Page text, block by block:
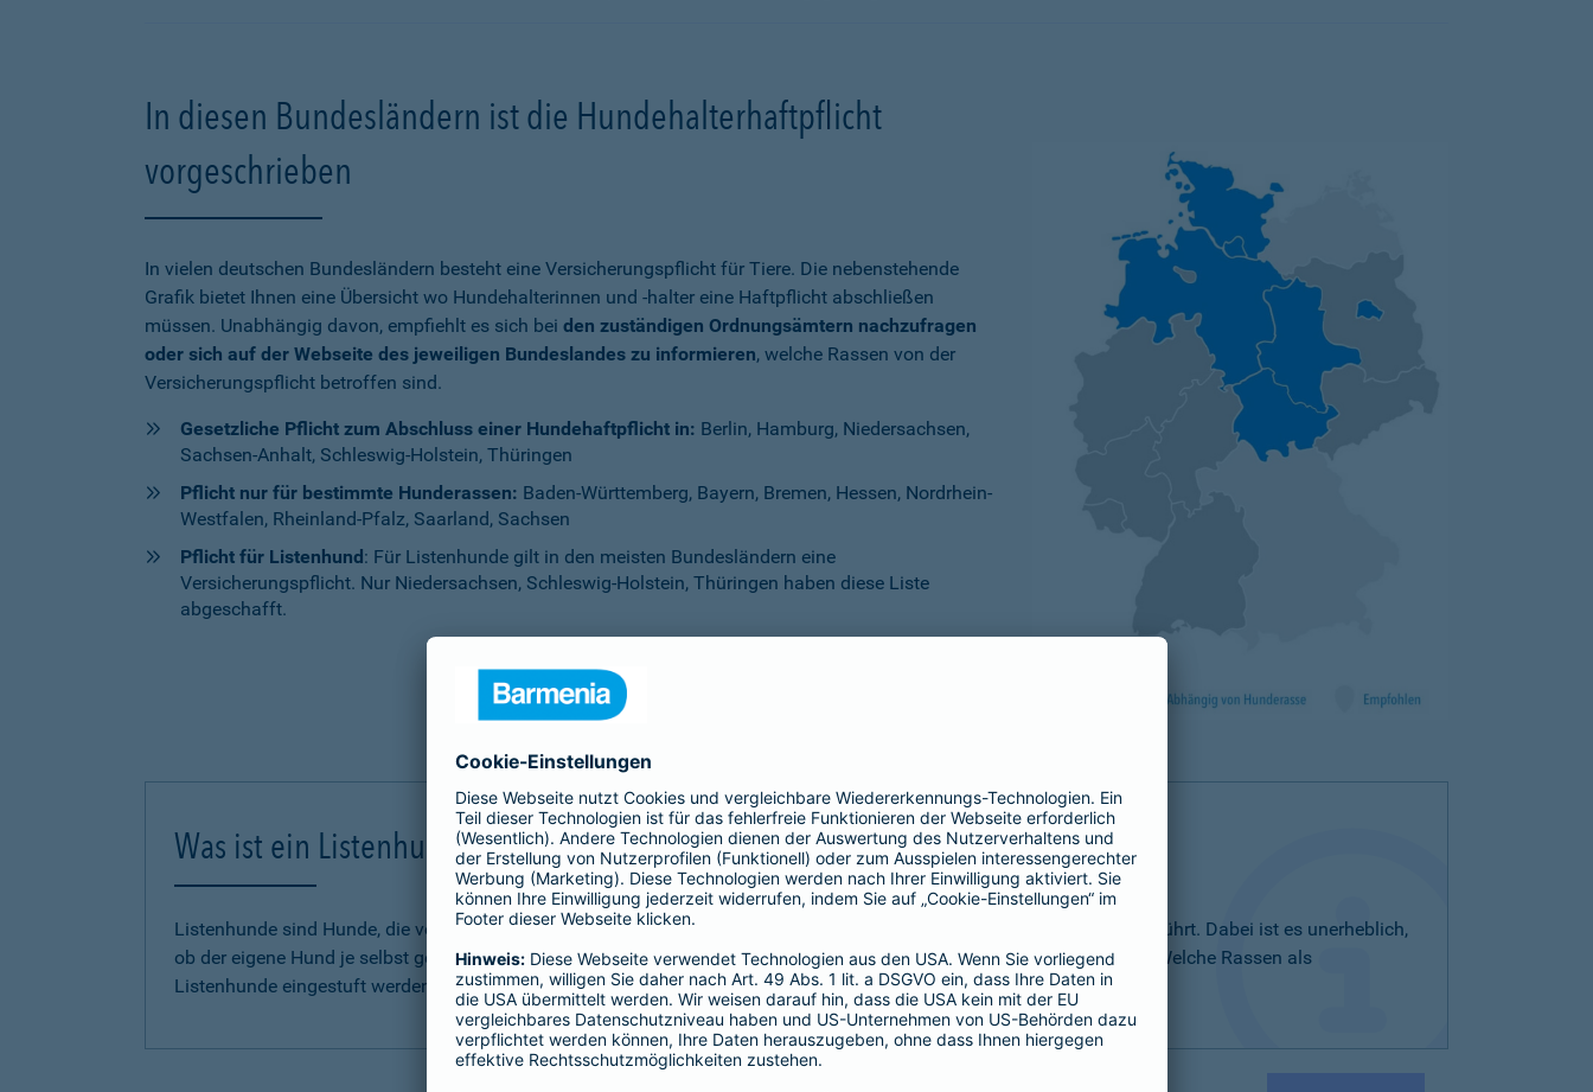
In diesen Bundesländern ist die Hundehalterhaftpflicht
vorgeschrieben
In vielen deutschen Bundesländern besteht eine Versicherungspflicht für Tiere. Die nebenstehende
Grafik bietet Ihnen eine Übersicht wo Hundehalterinnen und -halter eine Haftpflicht abschließen
müssen. Unabhängig davon, empfiehlt es sich bei den zuständigen Ordnungsämtern nachzufragen
oder sich auf der Webseite des jeweiligen Bundeslandes zu informieren, welche Rassen von der
Versicherungspflicht betroffen sind.
Gesetzliche Pflicht zum Abschluss einer Hundehaftpflicht in: Berlin, Hamburg, Niedersachsen,
Sachsen-Anhalt, Schleswig-Holstein, Thüringen
Pflicht nur für bestimmte Hunderassen: Baden-Württemberg, Bayern, Bremen, Hessen, Nordrhein-
Westfalen, Rheinland-Pfalz, Saarland, Sachsen
Pflicht für Listenhund: Für Listenhunde gilt in den meisten Bundesländern eine
Versicherungspflicht. Nur Niedersachsen, Schleswig-Holstein, Thüringen haben diese Liste
abgeschafft.
Was ist ein Listenhund?
Listenhunde sind Hunde, die von einem Bundesland als gefährlich eingestuft werden. Sie werden auf einer Liste aufgeführt. Dabei ist es unerheblich,
ob der eigene Hund je selbst gefährlich geworden ist. Mitunter werden Listenhunde auch als Kampfhunde bezeichnet. Welche Rassen als
Listenhunde eingestuft werden, unterscheidet sich von Bundesland zu Bundesland.